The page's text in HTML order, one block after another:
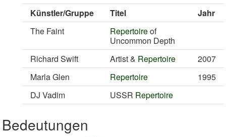
Künstler/Gruppe
Titel
Jahr
The Faint
Repertoireof
Uncommon Depth
Richard Swift
Artist & Repertoire
2007
Marla Glen
Repertoire
1995
DJ Vadim
USSR Repertoire
Bedeutungen